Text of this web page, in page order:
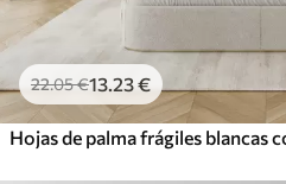
22.05€13 .23€